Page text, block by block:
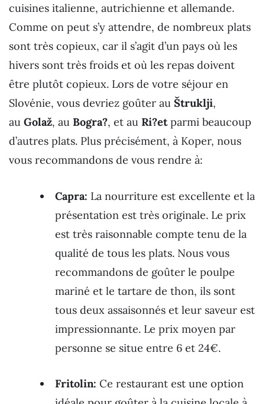
cuisines italienne, autrichienne et allemande.
Comme on peut s’y attendre, de nombreux plats
sont très copieux, car il s’agit d’un pays où les
hivers sont très froids et où les repas doivent
être plutôt copieux. Lors de votre séjour en
Slovénie, vous devriez goûter au Štruklji,
au Golaž, au Bogra?, et au Ri?etparmi beaucoup
d’autres plats. Plus précisément, à Koper, nous
vous recommandons de vous rendre à:
Capra: La nourriture est excellente et la
présentation est très originale. Le prix
est très raisonnable compte tenu de la
qualité de tous les plats. Nous vous
recommandons de goûter le poulpe
mariné et le tartare de thon, ils sont
tous deux assaisonnés et leur saveur est
impressionnante. Le prix moyen par
personne se situe entre 6 et 24€.
Fritolin: Ce restaurant est une option